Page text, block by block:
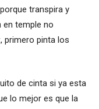
transpira y
en temple no
primero pinta los
de cinta si ya esta
lo mejor es que la